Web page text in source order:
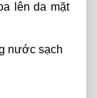
lên da mặt
nước sạch